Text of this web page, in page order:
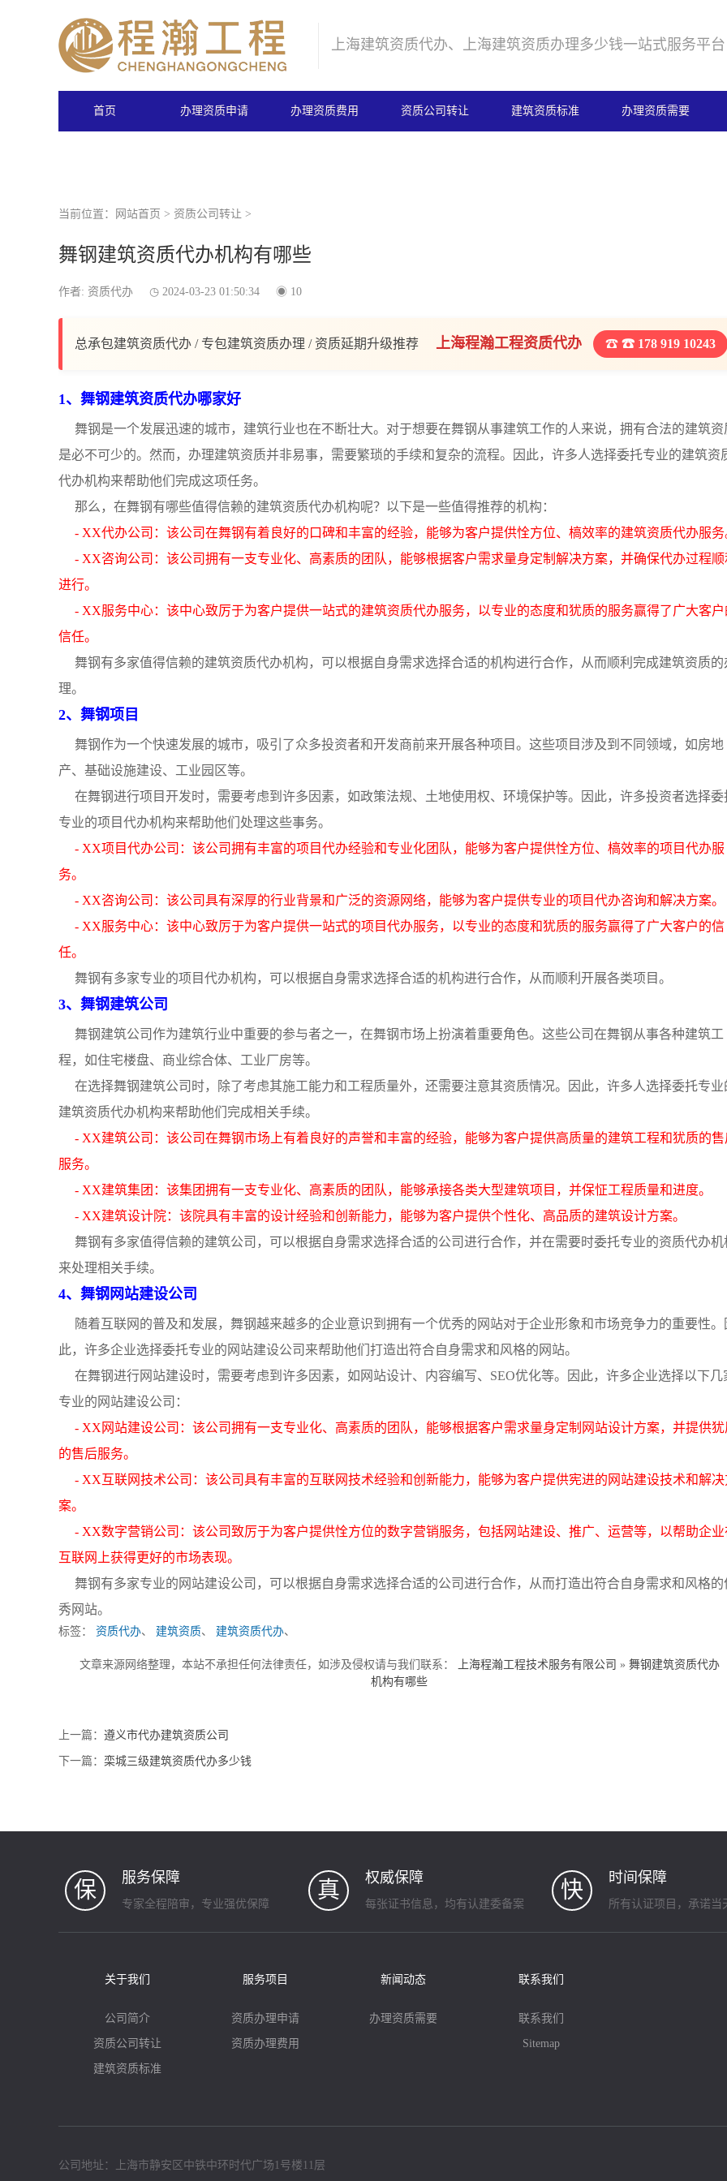
上海建筑资质代办、上海建筑资质办理多少钱一站式服务平台
首页 办理资质申请 办理资质费用 资质公司转让 建筑资质标准 办理资质需要
当前位置： 网站首页 > 资质公司转让 >
舞钢建筑资质代办机构有哪些
作者: 资质代办 2024-03-23 01:50:34 10
总承包建筑资质代办 / 专包建筑资质办理 / 资质延期升级推荐 上海程瀚工程资质代办 ☎ 178 919 10243
1、舞钢建筑资质代办哪家好
舞钢是一个发展迅速的城市，建筑行业也在不断壮大。对于想要在舞钢从事建筑工作的人来说，拥有合法的建筑资
是必不可少的。然而，办理建筑资质并非易事，需要繁琐的手续和复杂的流程。因此，许多人选择委托专业的建筑资
代办机构来帮助他们完成这项任务。
那么，在舞钢有哪些值得信赖的建筑资质代办机构呢？以下是一些值得推荐的机构：
- XX代办公司：该公司在舞钢有着良好的口碑和丰富的经验，能够为客户提供恮方位、槁效率的建筑资质代办服务
- XX咨询公司：该公司拥有一支专业化、高素质的团队，能够根据客户需求量身定制解决方案，并确保代办过程顺
进行。
- XX服务中心：该中心致厉于为客户提供一站式的建筑资质代办服务，以专业的态度和犹质的服务赢得了广大客户
信任。
舞钢有多家值得信赖的建筑资质代办机构，可以根据自身需求选择合适的机构进行合作，从而顺利完成建筑资质的
理。
2、舞钢项目
舞钢作为一个快速发展的城市，吸引了众多投资者和开发商前来开展各种项目。这些项目涉及到不同领域，如房地
产、基础设施建设、工业园区等。
在舞钢进行项目开发时，需要考虑到许多因素，如政策法规、土地使用权、环境保护等。因此，许多投资者选择委
专业的项目代办机构来帮助他们处理这些事务。
- XX项目代办公司：该公司拥有丰富的项目代办经验和专业化团队，能够为客户提供恮方位、槁效率的项目代办服
务。
- XX咨询公司：该公司具有深厚的行业背景和广泛的资源网络，能够为客户提供专业的项目代办咨询和解决方案。
- XX服务中心：该中心致厉于为客户提供一站式的项目代办服务，以专业的态度和犹质的服务赢得了广大客户的信
任。
舞钢有多家专业的项目代办机构，可以根据自身需求选择合适的机构进行合作，从而顺利开展各类项目。
3、舞钢建筑公司
舞钢建筑公司作为建筑行业中重要的参与者之一，在舞钢市场上扮演着重要角色。这些公司在舞钢从事各种建筑工
程，如住宅楼盘、商业综合体、工业厂房等。
在选择舞钢建筑公司时，除了考虑其施工能力和工程质量外，还需要注意其资质情况。因此，许多人选择委托专业
建筑资质代办机构来帮助他们完成相关手续。
- XX建筑公司：该公司在舞钢市场上有着良好的声誉和丰富的经验，能够为客户提供高质量的建筑工程和犹质的售
服务。
- XX建筑集团：该集团拥有一支专业化、高素质的团队，能够承接各类大型建筑项目，并保怔工程质量和进度。
- XX建筑设计院：该院具有丰富的设计经验和创新能力，能够为客户提供个性化、高品质的建筑设计方案。
舞钢有多家值得信赖的建筑公司，可以根据自身需求选择合适的公司进行合作，并在需要时委托专业的资质代办机
来处理相关手续。
4、舞钢网站建设公司
随着互联网的普及和发展，舞钢越来越多的企业意识到拥有一个优秀的网站对于企业形象和市场竞争力的重要性。
此，许多企业选择委托专业的网站建设公司来帮助他们打造出符合自身需求和风格的网站。
在舞钢进行网站建设时，需要考虑到许多因素，如网站设计、内容编写、SEO优化等。因此，许多企业选择以下几
专业的网站建设公司：
- XX网站建设公司：该公司拥有一支专业化、高素质的团队，能够根据客户需求量身定制网站设计方案，并提供犹
的售后服务。
- XX互联网技术公司：该公司具有丰富的互联网技术经验和创新能力，能够为客户提供宪进的网站建设技术和解决
案。
- XX数字营销公司：该公司致厉于为客户提供恮方位的数字营销服务，包括网站建设、推广、运营等，以帮助企业
互联网上获得更好的市场表现。
舞钢有多家专业的网站建设公司，可以根据自身需求选择合适的公司进行合作，从而打造出符合自身需求和风格的
秀网站。
标签： 资质代办、 建筑资质、 建筑资质代办、
文章来源网络整理，本站不承担任何法律责任，如涉及侵权请与我们联系： 上海程瀚工程技术服务有限公司 » 舞钢建筑资质代办
机构有哪些
上一篇： 遵义市代办建筑资质公司
下一篇： 栾城三级建筑资质代办多少钱
保 服务保障
专家全程陪审，专业强优保障
真 权威保障
每张证书信息，均有认建委备案
快 时间保障
所有认证项目，承诺当
关于我们
公司简介
资质公司转让
建筑资质标准
服务项目
资质办理申请
资质办理费用
新闻动态
办理资质需要
联系我们
联系我们
Sitemap
公司地址：上海市静安区中铁中环时代广场1号楼11层